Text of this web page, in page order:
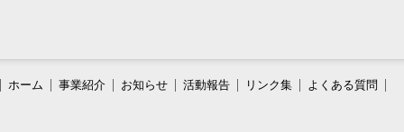
ホーム 事業紹介 お知らせ 活動報告 リンク集 よくある質問